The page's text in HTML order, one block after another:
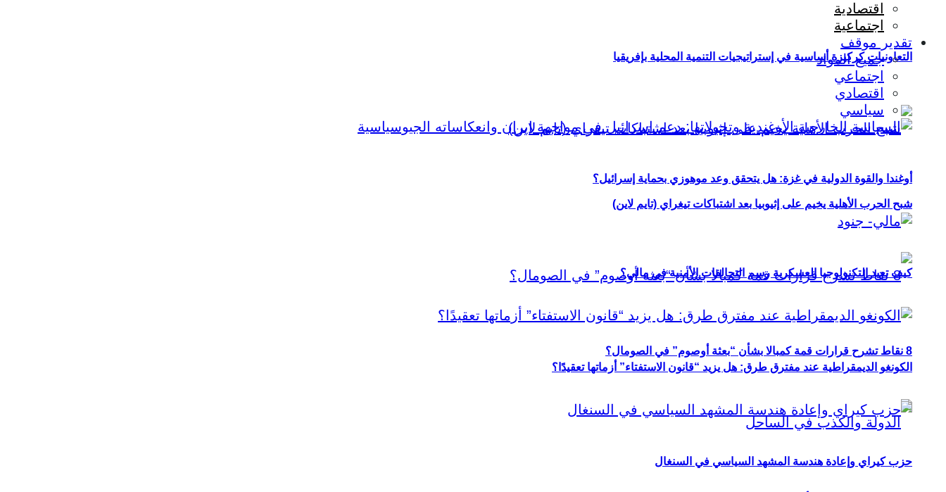
التعاونيات كركيزة أساسية في إستراتيجيات التنمية المحلية بإفريقيا
شبح الحرب الأهلية يخيم على إثيوبيا بعد اشتباكات تيغراي (تايم لاين)
8 نقاط تشرح قرارات قمة كمبالا بشأن “بعثة أوصوم” في الصومال؟
اقتصادية
اجتماعية
تقدير موقف
جميع المواد
اجتماعي
اقتصادي
سياسي
أوغندا والقوة الدولية في غزة: هل يتحقق وعد موهوزي بحماية إسرائيل؟
كيف تعيد التكنولوجيا العسكرية رسم التحالفات الأمنية في مالي؟
الكونغو الديمقراطية عند مفترق طرق: هل يزيد “قانون الاستفتاء” أزماتها تعقيدًا؟
حزب كيراي وإعادة هندسة المشهد السياسي في السنغال